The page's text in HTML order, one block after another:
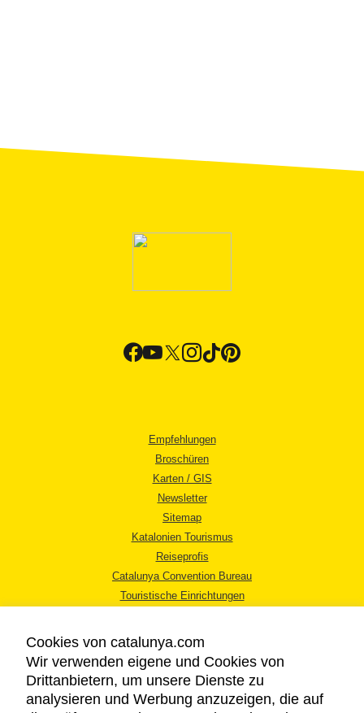
Empfehlungen
Broschüren
Karten / GIS
Newsletter
Sitemap
Katalonien Tourismus
Reiseprofis
Catalunya Convention Bureau
Touristische Einrichtungen
Cookies von catalunya.com
Wir verwenden eigene und Cookies von
Drittanbietern, um unsere Dienste zu
analysieren und Werbung anzuzeigen, die auf